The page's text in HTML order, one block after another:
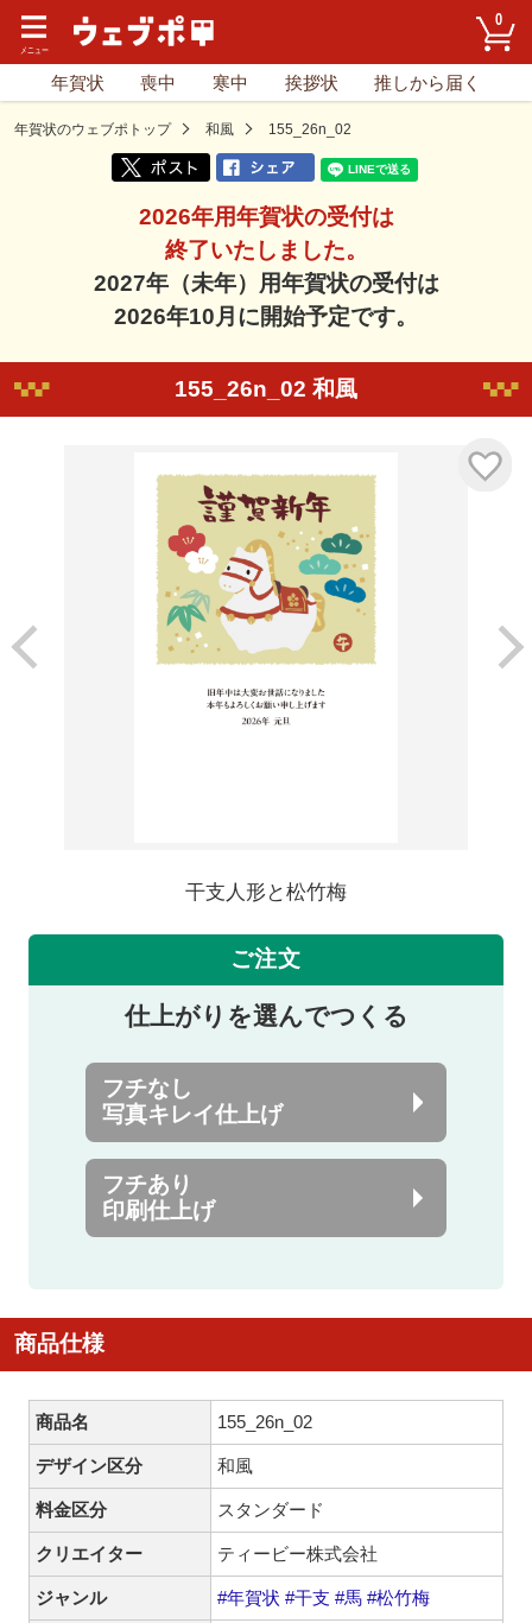
0
年賀状 喪中 寒中 挨拶状 推しから届く
年賀状のウェブポトップ 和風 155_26n_02
2026年用年賀状の受付は
終了いたしました。
2027年（未年）用年賀状の受付は
2026年10月に開始予定です。
155_26n_02 和風
干支人形と松竹梅
ご注文
仕上がりを選んでつくる
フチなし
写真キレイ仕上げ
フチあり
印刷仕上げ
商品仕様
商品名 155_26n_02
デザイン区分 和風
料金区分 スタンダード
クリエイター ティービー株式会社
ジャンル #年賀状 #干支 #馬 #松竹梅